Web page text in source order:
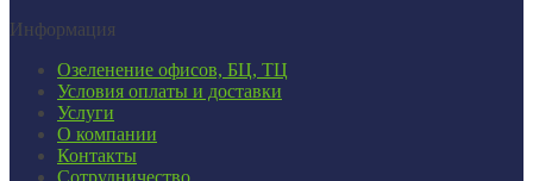
Информация
Озеленение офисов, БЦ, ТЦ
Условия оплаты и доставки
Услуги
О компании
Контакты
Сотрудничество